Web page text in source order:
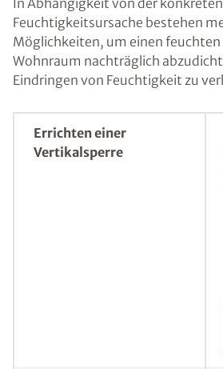
%, Schimmel oder auch
Salzablagerungen können darauf
dass der Feuchtigkeitsgehalt im
hoch ist. Zum Bestimmen der
einer Wand haben sich spezielle
Durch Messmethoden kann der
Feuchte Wände
und